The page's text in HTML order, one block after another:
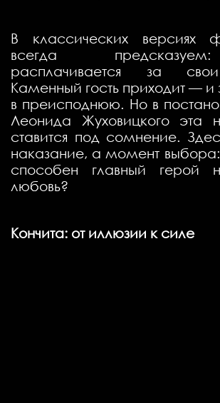
В классических версиях
всегда
расплачивается за
Каменный гость приходит — и
в преисподнюю. Но в
Леонида Жуховицкого эта
ставится под сомнение.
наказание, а момент
способен главный герой
любовь?
Кончита: от иллюзии к силе